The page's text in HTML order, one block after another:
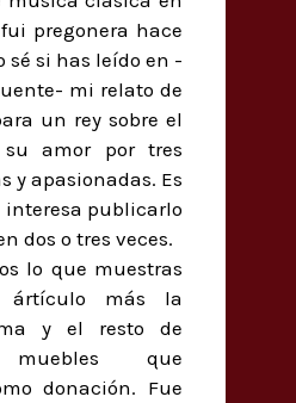
pregonera hace
sé si has leído en -
mi relato de
un rey sobre el
amor por tres
y apasionadas. Es
interesa publicarlo
dos o tres veces.
lo que muestras
más la
y el resto de
muebles que
donación. Fue